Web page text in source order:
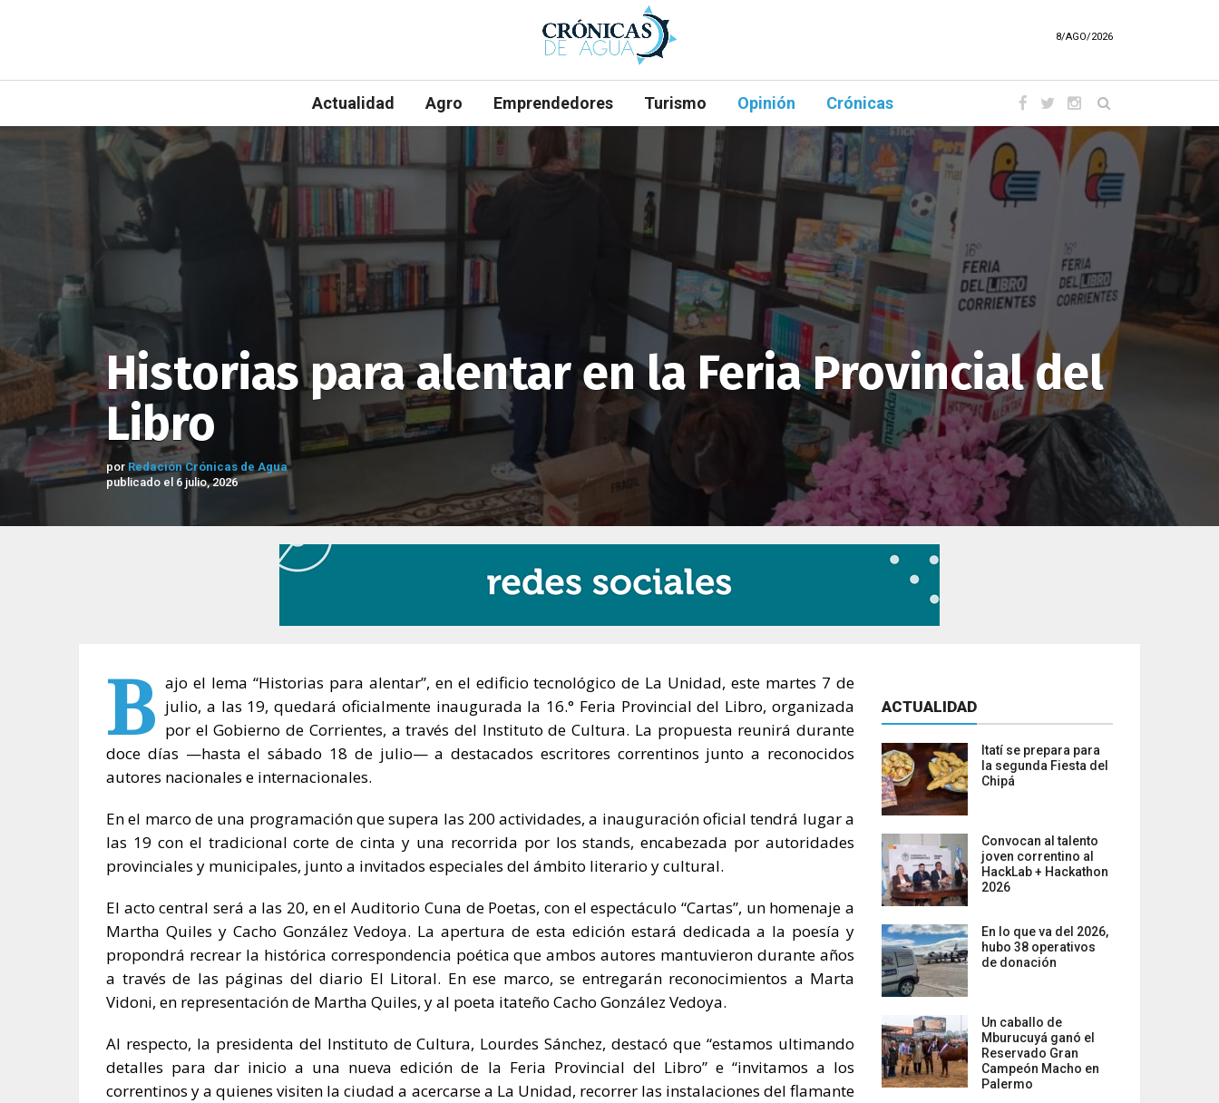
8/AGO/2026
Actualidad Agro Emprendedores Turismo Opinión Crónicas
Historias para alentar en la Feria Provincial del
Libro
por Redación Crónicas de Agua
publicado el 6 julio, 2026
B ajo el lema “Historias para alentar”, en el edificio tecnológico de La Unidad, este martes 7 de
julio, a las 19, quedará oficialmente inaugurada la 16.° Feria Provincial del Libro, organizada
por el Gobierno de Corrientes, a través del Instituto de Cultura. La propuesta reunirá durante
doce días —hasta el sábado 18 de julio— a destacados escritores correntinos junto a reconocidos
autores nacionales e internacionales.
En el marco de una programación que supera las 200 actividades, a inauguración oficial tendrá lugar a
las 19 con el tradicional corte de cinta y una recorrida por los stands, encabezada por autoridades
provinciales y municipales, junto a invitados especiales del ámbito literario y cultural.
El acto central será a las 20, en el Auditorio Cuna de Poetas, con el espectáculo “Cartas”, un homenaje a
Martha Quiles y Cacho González Vedoya. La apertura de esta edición estará dedicada a la poesía y
propondrá recrear la histórica correspondencia poética que ambos autores mantuvieron durante años
a través de las páginas del diario El Litoral. En ese marco, se entregarán reconocimientos a Marta
Vidoni, en representación de Martha Quiles, y al poeta itateño Cacho González Vedoya.
Al respecto, la presidenta del Instituto de Cultura, Lourdes Sánchez, destacó que “estamos ultimando
detalles para dar inicio a una nueva edición de la Feria Provincial del Libro” e “invitamos a los
correntinos y a quienes visiten la ciudad a acercarse a La Unidad, recorrer las instalaciones del flamante
ACTUALIDAD
Itatí se prepara para
la segunda Fiesta del
Chipá
Convocan al talento
joven correntino al
HackLab + Hackathon
2026
En lo que va del 2026,
hubo 38 operativos
de donación
Un caballo de
Mburucuyá ganó el
Reservado Gran
Campeón Macho en
Palermo